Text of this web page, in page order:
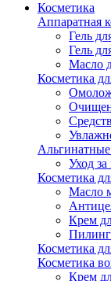
Косметика
Аппаратная
Гель
Гель
Масло
Косметика
Уход
Косметика
Масло
Крем
Косметика
Косметика
Крем